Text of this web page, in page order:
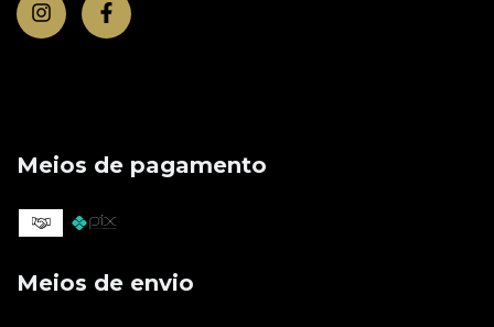
Meios de pagamento
Meios de envio